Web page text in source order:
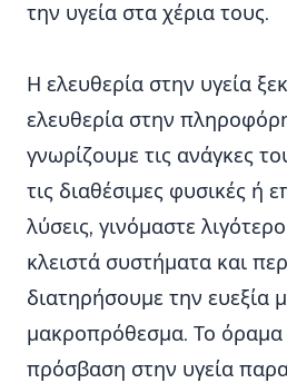
την υγεία στα χέρια τους.
Η ελευθερία στην υγεία
ελευθερία στην
γνωρίζουμε τις ανάγκες
τις διαθέσιμες φυσικές ή
λύσεις, γινόμαστε
κλειστά συστήματα και
διατηρήσουμε την ευεξία
μακροπρόθεσμα. Το όραμα
πρόσβαση στην υγεία